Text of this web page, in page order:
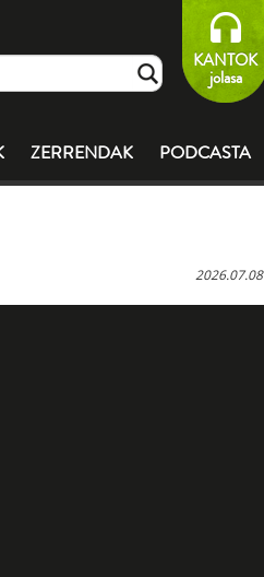
KANTOK
jolasa
ZERRENDAK PODCASTA
2026.07.08